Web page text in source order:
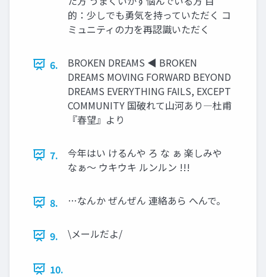
的：少しでも勇気を持っていただく コ
ミュニティの力を再認識いただく
6.
BROKEN DREAMS ◀ BROKEN
DREAMS MOVING FORWARD BEYOND
DREAMS EVERYTHING FAILS, EXCEPT
COMMUNITY 国破れて山河あり―杜甫
『春望』より
7.
今年はい けるんや ろ な ぁ 楽しみや
なぁ～ ウキウキ ルンルン !!!
8. …なんか ぜんぜん 連絡あら へんで。
9. \メールだよ/
10.